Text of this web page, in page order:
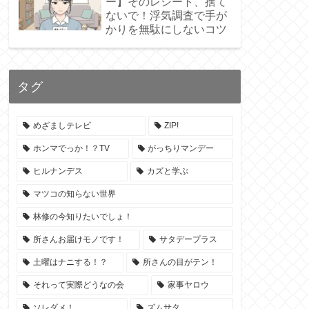
ないで！浮気調査で手が
かりを無駄にしないコツ
タグ
めざましテレビ ZIP!
ホンマでっか！？TV がっちりマンデー
ヒルナンデス カズと学ぶ
マツコの知らない世界
林修の今知りたいでしょ！
所さんお届けモノです！ サタデープラス
土曜はナニする！？ 所さんの目がテン！
それって実際どうなの会 家事ヤロウ